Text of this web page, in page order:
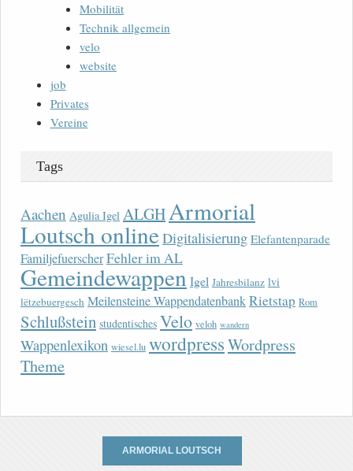
Mobilität
Technik allgemein
velo
website
job
Privates
Vereine
Tags
Aachen Agulia Igel ALGHArmorial
Loutsch onlineDigitalisierung Elefantenparade
FamiljefuerscherFehler im AL
Gemeindewappen Igel Jahresbilanz lvi
lëtzebuergesch Meilensteine WappendatenbankRietstap Rom
Schlußstein studentisches Velo veloh wandern
Wappenlexikon wiesel.lu wordpressWordpress
Theme
ARMORIAL LOUTSCH